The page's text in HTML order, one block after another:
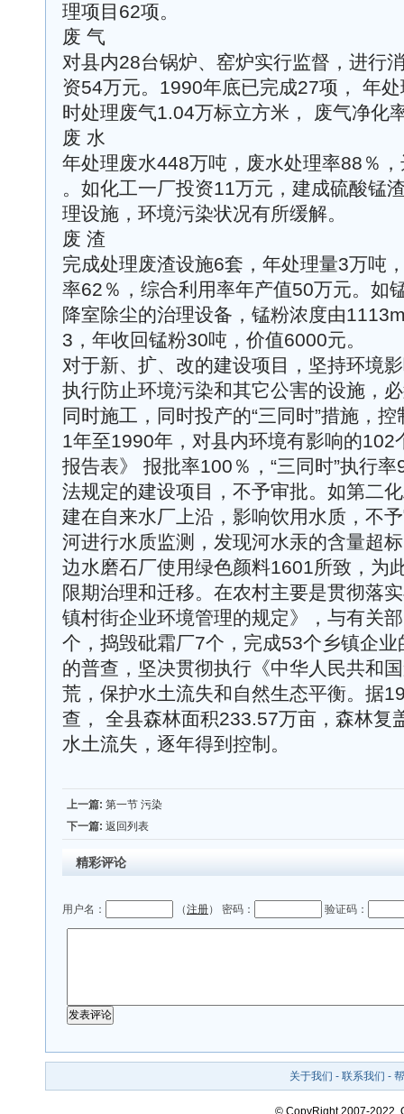
理项目62项。
废 气
对县内28台锅炉、窑炉实行监督，进行
资54万元。1990年底已完成27项， 年
时处理废气1.04万标立方米， 废气净化
废 水
年处理废水448万吨，废水处理率88％
。如化工一厂投资11万元，建成硫酸锰
理设施，环境污染状况有所缓解。
废 渣
完成处理废渣设施6套，年处理量3万吨
率62％，综合利用率年产值50万元。如
降室除尘的治理设备，锰粉浓度由
3，年收回锰粉30吨，价值6000元。
对于新、扩、改的建设项目，坚持环境
执行防止环境污染和其它公害的设施，
同时施工，同时投产的“三同时”措施，
1年至1990年，对县内环境有影响的102
报告表》 报批率100％，“三同时”执行
法规定的建设项目，不予审批。如第二
建在自来水厂上沿，影响饮用水质，不
河进行水质监测，发现河水汞的含量超
边水磨石厂使用绿色颜料1601所致，为
限期治理和迁移。在农村主要是贯彻落
镇村街企业环境管理的规定》，与有关
个，捣毁砒霜厂7个，完成53个乡镇企
的普查，坚决贯彻执行《中华人民共和
荒，保护水土流失和自然生态平衡。据
查， 全县森林面积233.57万亩，森林复
水土流失，逐年得到控制。
上一篇: 第一节 污染
下一篇: 返回列表
精彩评论
用户名： （注册） 密码： 验证码：
关于我们 - 联系我们 -
© CopyRight 2007-2022,